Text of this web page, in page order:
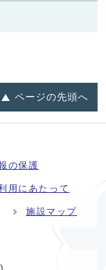
ページの先頭へ
の保護
用にあたって
施設マップ